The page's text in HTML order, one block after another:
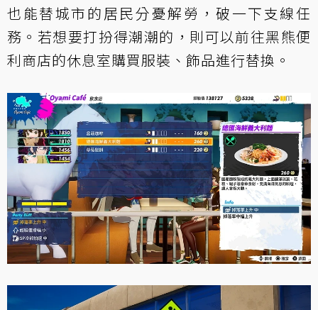
也能替城市的居民分憂解勞，破一下支線任
務。若想要打扮得潮潮的，則可以前往黑熊便
利商店的休息室購買服裝、飾品進行替換。